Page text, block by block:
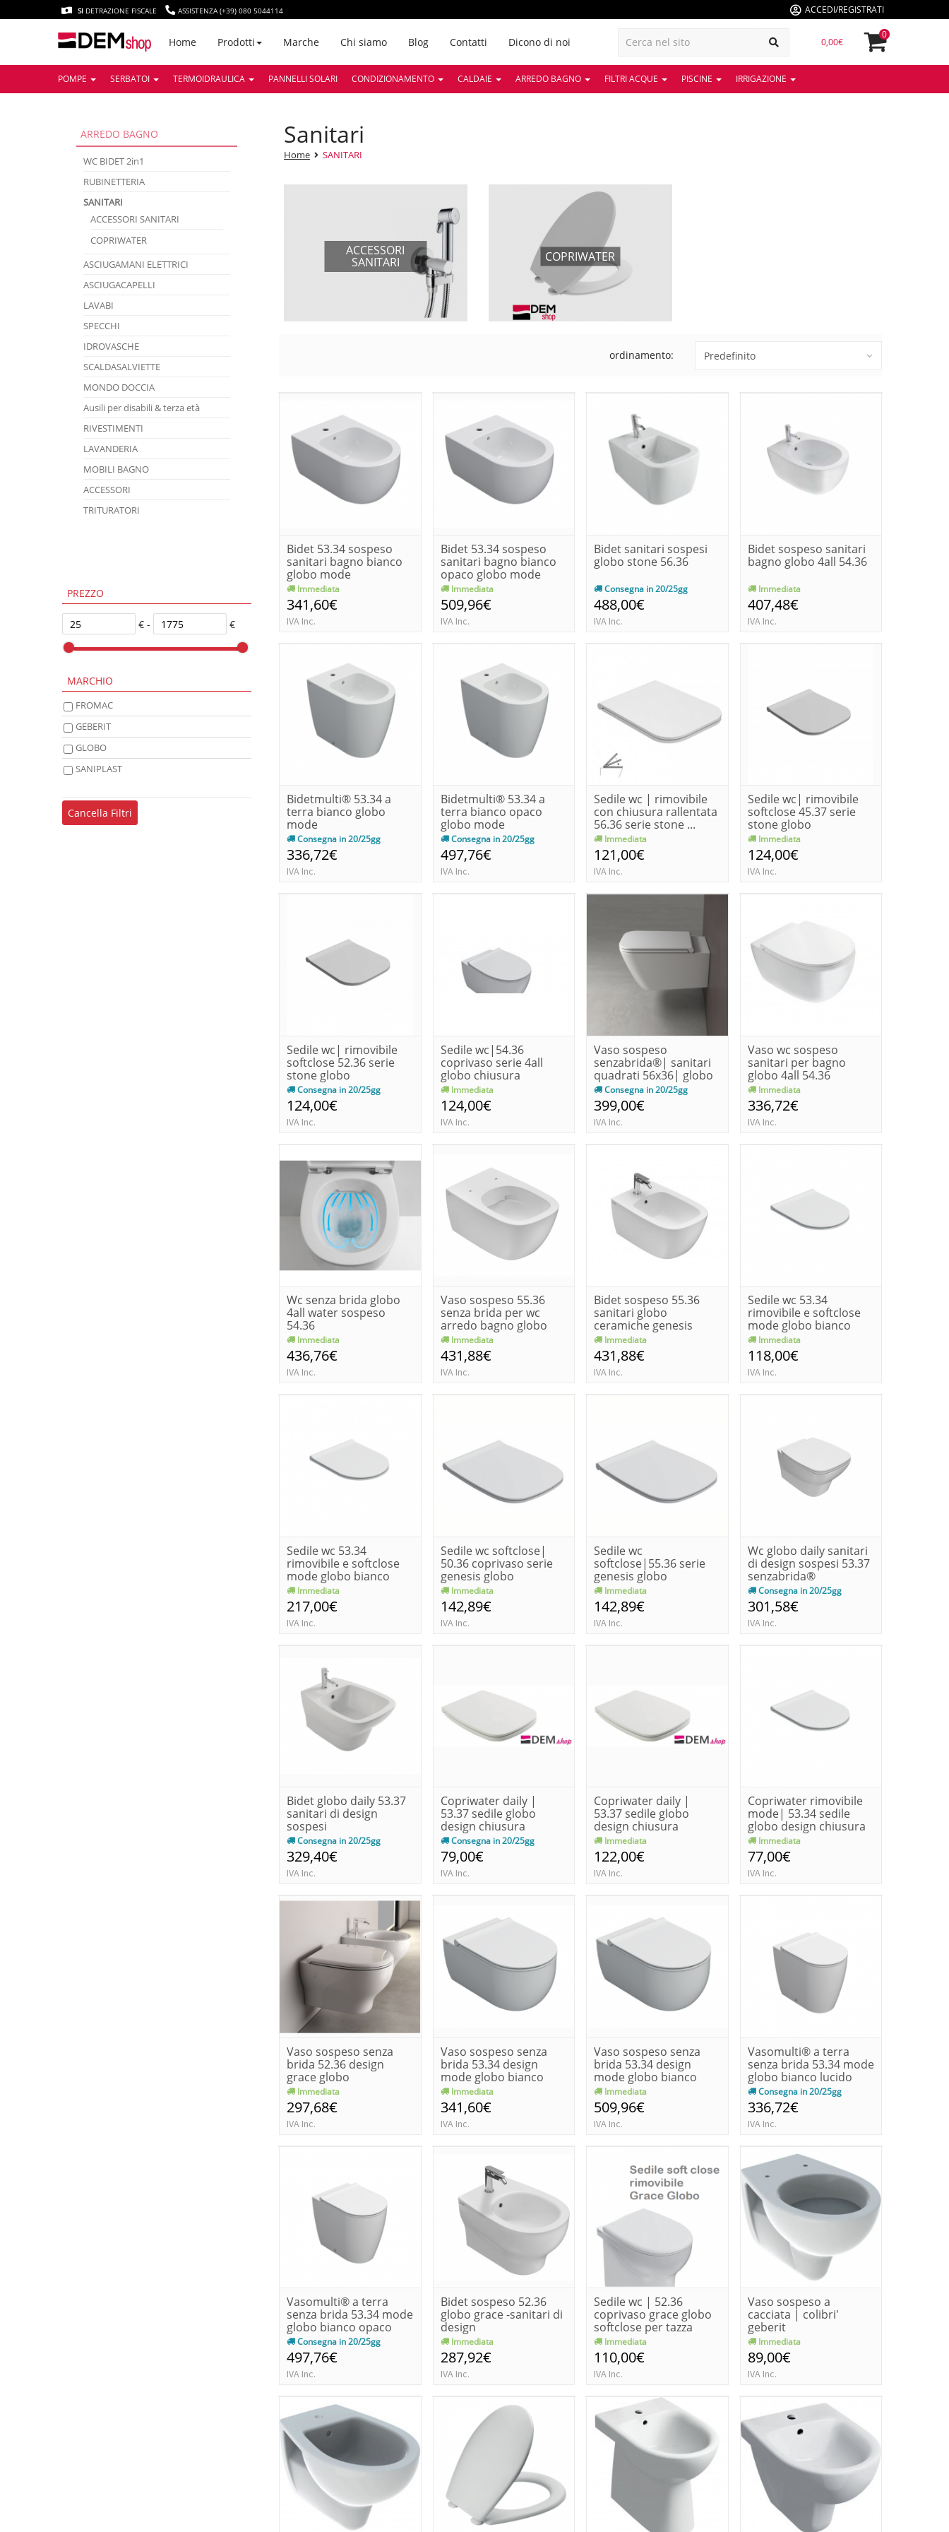
SI DETRAZIONE FISCALE ASSISTENZA (+39) 080 5044114 ACCEDI/REGISTRATI
Home Prodotti Marche Chi siamo Blog Contatti Dicono di noi 0,00€
0
POMPE SERBATOI TERMOIDRAULICA PANNELLI SOLARI CONDIZIONAMENTO CALDAIE ARREDO BAGNO FILTRI ACQUE PISCINE IRRIGAZIONE
ARREDO BAGNO
WC BIDET 2in1
RUBINETTERIA
SANITARI
ACCESSORI SANITARI
COPRIWATER
ASCIUGAMANI ELETTRICI
ASCIUGACAPELLI
LAVABI
SPECCHI
IDROVASCHE
SCALDASALVIETTE
MONDO DOCCIA
Ausili per disabili & terza età
RIVESTIMENTI
LAVANDERIA
MOBILI BAGNO
ACCESSORI
TRITURATORI
PREZZO
€ - €
MARCHIO
FROMAC
GEBERIT
GLOBO
SANIPLAST
Cancella Filtri
sanitari
Home SANITARI
ACCESSORI
SANITARI COPRIWATER
ordinamento:
Bidet 53.34 sospeso
sanitari bagno bianco
globo mode
Immediata
341,60€
IVA Inc.
Bidet 53.34 sospeso
sanitari bagno bianco
opaco globo mode
Immediata
509,96€
IVA Inc.
Bidet sanitari sospesi
globo stone 56.36
Consegna in 20/25gg
488,00€
IVA Inc.
Bidet sospeso sanitari
bagno globo 4all 54.36
Immediata
407,48€
IVA Inc.
Bidetmulti® 53.34 a
terra bianco globo
mode
Consegna in 20/25gg
336,72€
IVA Inc.
Bidetmulti® 53.34 a
terra bianco opaco
globo mode
Consegna in 20/25gg
497,76€
IVA Inc.
Sedile wc | rimovibile
con chiusura rallentata
56.36 serie stone ...
Immediata
121,00€
IVA Inc.
Sedile wc| rimovibile
softclose 45.37 serie
stone globo
Immediata
124,00€
IVA Inc.
Sedile wc| rimovibile
softclose 52.36 serie
stone globo
Consegna in 20/25gg
124,00€
IVA Inc.
Sedile wc|54.36
coprivaso serie 4all
globo chiusura
softclose
Immediata
124,00€
IVA Inc.
Vaso sospeso
senzabrida®| sanitari
quadrati 56x36| globo
stone
Consegna in 20/25gg
399,00€
IVA Inc.
Vaso wc sospeso
sanitari per bagno
globo 4all 54.36
Immediata
336,72€
IVA Inc.
Wc senza brida globo
4all water sospeso
54.36
Immediata
436,76€
IVA Inc.
Vaso sospeso 55.36
senza brida per wc
arredo bagno globo
genesis
Immediata
431,88€
IVA Inc.
Bidet sospeso 55.36
sanitari globo
ceramiche genesis
Immediata
431,88€
IVA Inc.
Sedile wc 53.34
rimovibile e softclose
mode globo bianco
Immediata
118,00€
IVA Inc.
Sedile wc 53.34
rimovibile e softclose
mode globo bianco
opaco
Immediata
217,00€
IVA Inc.
Sedile wc softclose|
50.36 coprivaso serie
genesis globo
Immediata
142,89€
IVA Inc.
Sedile wc
softclose|55.36 serie
genesis globo
Immediata
142,89€
IVA Inc.
Wc globo daily sanitari
di design sospesi 53.37
senzabrida®
Consegna in 20/25gg
301,58€
IVA Inc.
Bidet globo daily 53.37
sanitari di design
sospesi
Consegna in 20/25gg
329,40€
IVA Inc.
Copriwater daily |
53.37 sedile globo
design chiusura
normale
Consegna in 20/25gg
79,00€
IVA Inc.
Copriwater daily |
53.37 sedile globo
design chiusura
softclose
Immediata
122,00€
IVA Inc.
Copriwater rimovibile
mode| 53.34 sedile
globo design chiusura
no...
Immediata
77,00€
IVA Inc.
Vaso sospeso senza
brida 52.36 design
grace globo
Immediata
297,68€
IVA Inc.
Vaso sospeso senza
brida 53.34 design
mode globo bianco
lucido
Immediata
341,60€
IVA Inc.
Vaso sospeso senza
brida 53.34 design
mode globo bianco
opaco
Immediata
509,96€
IVA Inc.
Vasomulti® a terra
senza brida 53.34 mode
globo bianco lucido
Consegna in 20/25gg
336,72€
IVA Inc.
Vasomulti® a terra
senza brida 53.34 mode
globo bianco opaco
Consegna in 20/25gg
497,76€
IVA Inc.
Bidet sospeso 52.36
globo grace -sanitari di
design
Immediata
287,92€
IVA Inc.
Sedile wc | 52.36
coprivaso grace globo
softclose per tazza
bagno
Immediata
110,00€
IVA Inc.
Vaso sospeso a
cacciata | colibri'
geberit
Immediata
89,00€
IVA Inc.